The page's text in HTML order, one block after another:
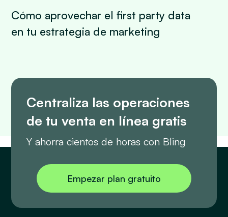
Cómo aprovechar el first party data
en tu estrategia de marketing
Centraliza las operaciones
de tu venta en línea gratis
Y ahorra cientos de horas con Bling
Empezar plan gratuito